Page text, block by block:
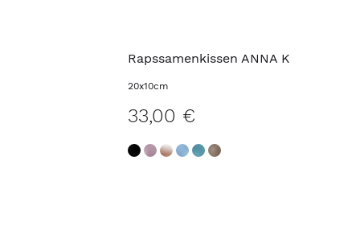
Rapssamenkissen ANNA K
20x10cm
33,00 €